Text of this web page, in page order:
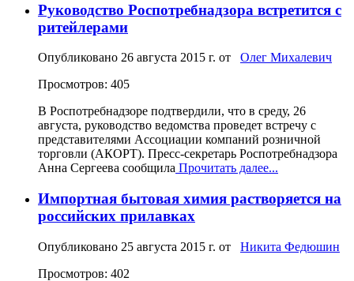
Руководство Роспотребнадзора встретится с
ритейлерами
Опубликовано 26 августа 2015 г. от Олег Михалевич
Просмотров: 405
В Роспотребнадзоре подтвердили, что в среду, 26
августа, руководство ведомства проведет встречу с
представителями Ассоциации компаний розничной
торговли (АКОРТ). Пресс-секретарь Роспотребнадзора
Анна Сергеева сообщила Прочитать далее...
Импортная бытовая химия растворяется на
российских прилавках
Опубликовано 25 августа 2015 г. от Никита Федюшин
Просмотров: 402